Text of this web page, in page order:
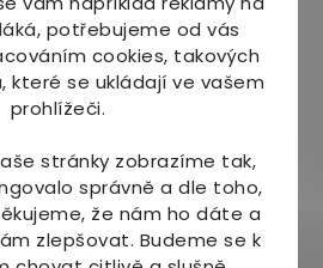
potřebujeme od vás
cookies, takových
které se ukládají ve vašem
prohlížeči.
stránky zobrazíme tak,
správně a dle toho,
že nám ho dáte a
zlepšovat. Budeme se k
nežádoucího enzymu.
v mátě peprné a má
účinek. Chladivý pocit
chemicky spouštět
způsobuje úlevu.
TALOWATE, MENTHOL,